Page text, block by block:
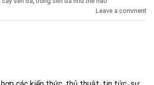
Leave a comment